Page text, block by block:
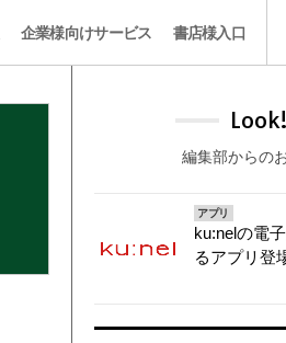
企業様向けサービス 書店様入口
Look!
編集部からの
アプリ
ku:nelの電
るアプリ登